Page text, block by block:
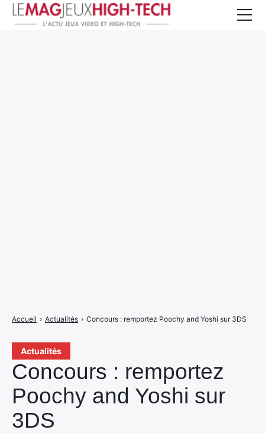
Actualités
Concours : remportez
Poochy and Yoshi sur
3DS
Accueil › Actualités › Concours : remportez Poochy and Yoshi sur 3DS